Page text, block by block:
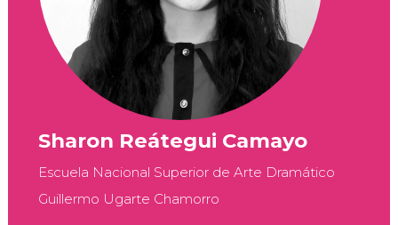
Sharon Reátegui Camayo
Escuela Nacional Superior de Arte Dramático
Guillermo Ugarte Chamorro